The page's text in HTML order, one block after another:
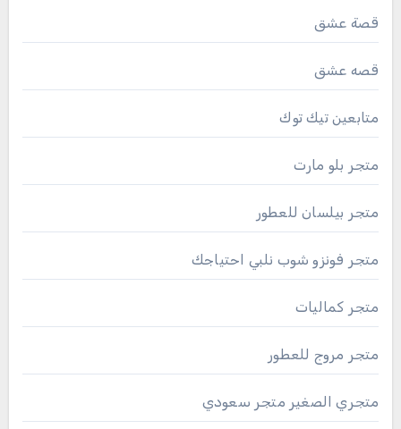
قصة عشق
قصه عشق
متابعين تيك توك
متجر بلو مارت
متجر بيلسان للعطور
متجر فونزو شوب نلبي احتياجك
متجر كماليات
متجر مروج للعطور
متجري الصغير متجر سعودي